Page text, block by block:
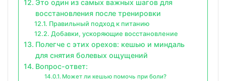
Это один из самых важных шагов для
восстановления после тренировки
Правильный подход к питанию
Добавки, ускоряющие восстановление
Полегче с этих орехов: кешью и миндаль
для снятия болевых ощущений
Вопрос-ответ:
Может ли кешью помочь при боли?